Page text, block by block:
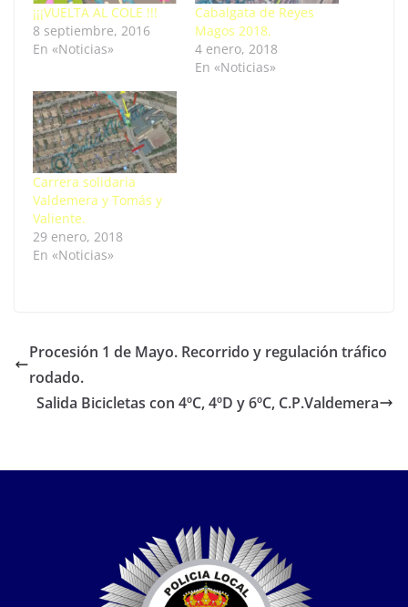
¡¡¡VUELTA AL COLE !!!
8 septiembre, 2016
En «Noticias»
Cabalgata de Reyes
Magos 2018.
4 enero, 2018
En «Noticias»
Carrera solidaria
Valdemera y Tomás y
Valiente.
29 enero, 2018
En «Noticias»
Procesión 1 de Mayo. Recorrido y regulación tráfico
rodado.
Salida Bicicletas con 4ºC, 4ºD y 6ºC, C.P.Valdemera